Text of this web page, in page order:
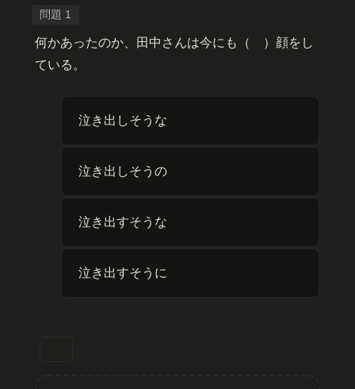
何かあったのか、田中さんは今にも（ ）顔をし
ている。
泣き出しそうな
泣き出しそうの
泣き出すそうな
泣き出すそうに